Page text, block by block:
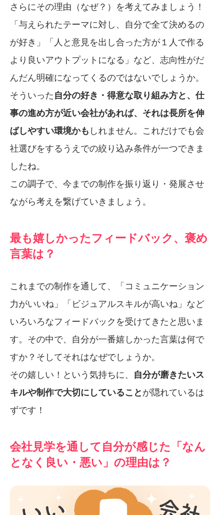
さらにその理由（なぜ？）を考えてみましょう！
「与えられたテーマに対し、自分で全て決めるの
が好き」「人と意見を出し合った方が１人で作る
より良いアウトプットになる」など、志向性がだ
んだん明確になってくるのではないでしょうか。
そういった自分の好き・得意な取り組み方と、仕
事の進め方が近い会社があれば、それは長所を伸
ばしやすい環境かも しれません。これだけでも会
社選びをするうえでの絞り込み条件が一つできま
したね。
この調子で、今までの制作を振り返り・発展させ
ながら考えを繋げていきましょう。
最も嬉しかったフィードバック、褒め
言葉は？
これまでの制作を通して、「コミュニケーション
力がいいね」「ビジュアルスキルが高いね」など
いろいろなフィードバックを受けてきたと思いま
す。その中で、自分が一番嬉しかった言葉は何で
すか？そしてそれはなぜでしょうか。
その嬉しい！という気持ちに、 自分が磨きたいス
キルや制作で大切にしていることが隠れているは
ずです！
会社見学を通して自分が感じた「なん
となく良い・悪い」の理由は？